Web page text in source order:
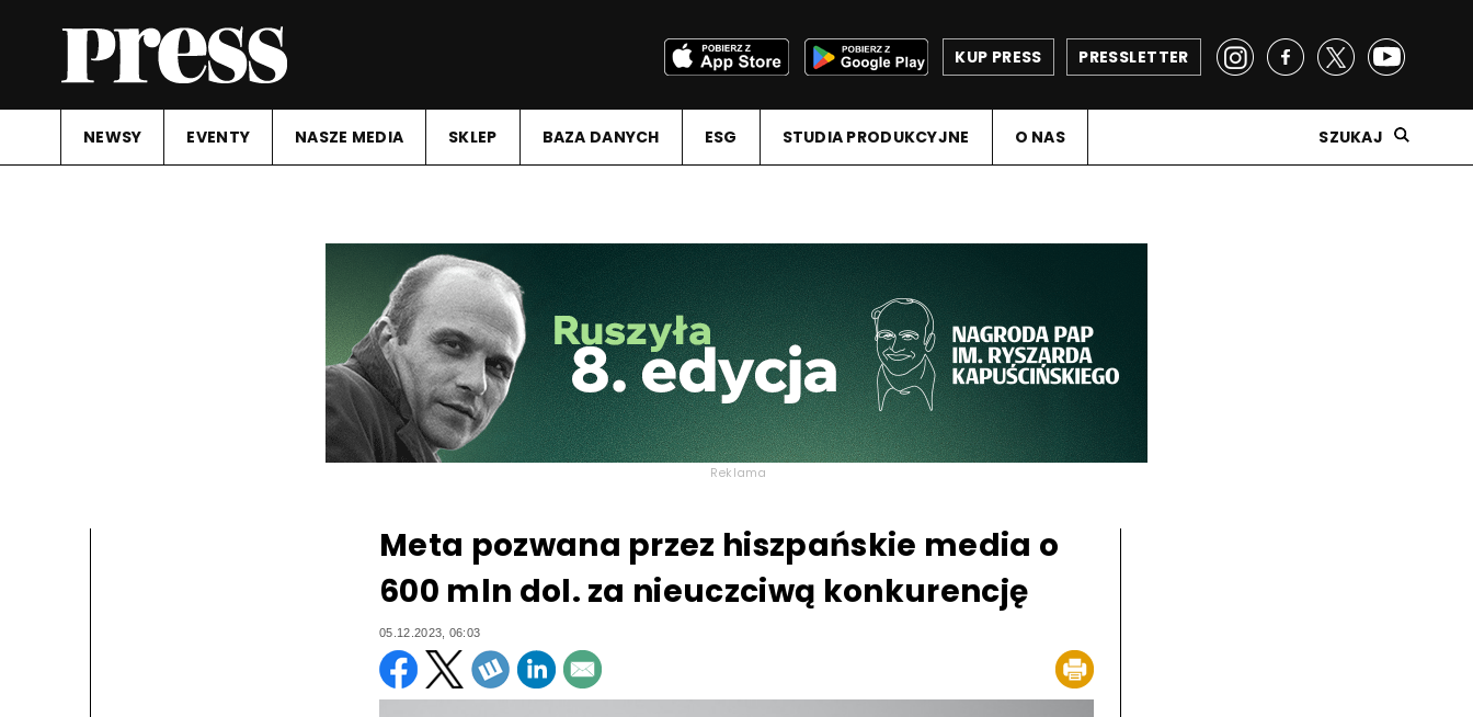
PRESSLETTER
KUP PRESS
NEWSY EVENTY NASZE MEDIA SKLEP BAZA DANYCH ESG STUDIA PRODUKCYJNE O NAS SZUKAJ
Reklama
Meta pozwana przez hiszpańskie media o
600 mln dol. za nieuczciwą konkurencję
05.12.2023, 06:03